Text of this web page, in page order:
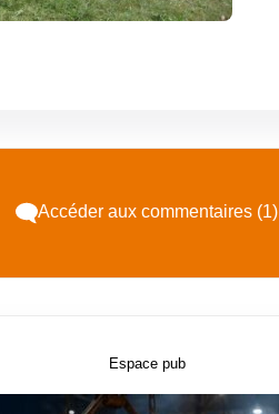
Accéder aux commentaires (1)
Espace pub